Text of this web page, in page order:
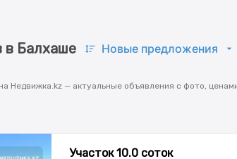
в Балхаше Новые предложения
Недвижка.kz — актуальные объявления с фото,
Участок 10.0 соток